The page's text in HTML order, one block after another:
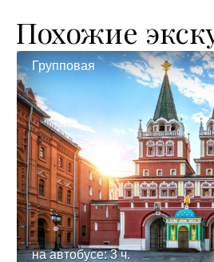
Похожие
Групповая
на автобусе: 3 ч.